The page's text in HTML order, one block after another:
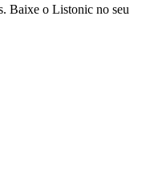
Baixe o Listonic no seu